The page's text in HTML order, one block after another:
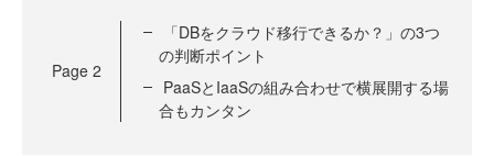
Page 2
「DBをクラウド移行できるか？」の3つ
の判断ポイント
PaaSとIaaSの組み合わせで横展開する場
合もカンタン